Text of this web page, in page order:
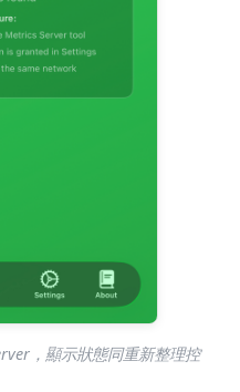
，顯示狀態同重新整理控